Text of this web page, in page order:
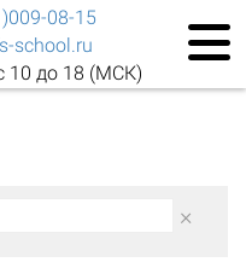
08-15
school.ru
10 до 18 (МСК)
×